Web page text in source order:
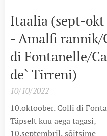
Itaalia (sept-okt
- Amalfi rannik/
di Fontanelle/
de` Tirreni)
10/10/2022
10.oktoober. Colli di
Täpselt kuu aega tagasi,
10.septembril, sõitsime